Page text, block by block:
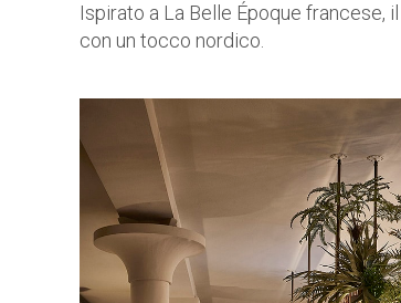
Ispirato a La Belle Époque francese,
con un tocco nordico.